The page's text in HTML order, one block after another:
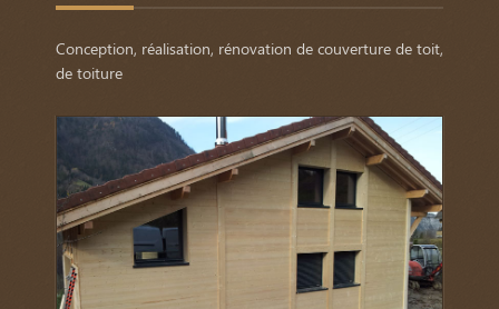
Conception, réalisation, rénovation de couverture de toit,
de toiture